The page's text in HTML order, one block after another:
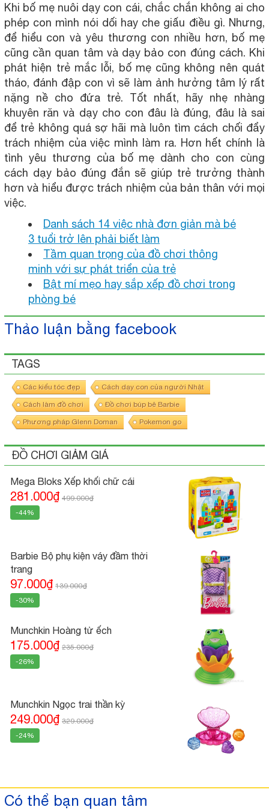
Khi bố mẹ nuôi dạy con cái, chắc chắn không ai cho
phép con mình nói dối hay che giấu điều gì. Nhưng,
để hiểu con và yêu thương con nhiều hơn, bố mẹ
cũng cần quan tâm và dạy bảo con đúng cách. Khi
phát hiện trẻ mắc lỗi, bố mẹ cũng không nên quát
tháo, đánh đập con vì sẽ làm ảnh hưởng tâm lý rất
nặng nề cho đứa trẻ. Tốt nhất, hãy nhẹ nhàng
khuyên răn và dạy cho con đâu là đúng, đâu là sai
để trẻ không quá sợ hãi mà luôn tìm cách chối đẩy
trách nhiệm của việc mình làm ra. Hơn hết chính là
tình yêu thương của bố mẹ dành cho con cùng
cách dạy bảo đúng đắn sẽ giúp trẻ trưởng thành
hơn và hiểu được trách nhiệm của bản thân với mọi
việc.
Danh sách 14 việc nhà đơn giản mà bé
3 tuổi trở lên phải biết làm
Tầm quan trọng của đồ chơi thông
minh với sự phát triển của trẻ
Bật mí mẹo hay sắp xếp đồ chơi trong
phòng bé
Thảo luận bằng facebook
TAGS
Các kiểu tóc đẹp Cách dạy con của người Nhật
Cách làm đồ chơi Đồ chơi búp bê Barbie
Phương pháp Glenn Doman Pokemon go
ĐỒ CHƠI GIẢM GIÁ
Mega Bloks Xếp khối chữ cái
281.000₫ 499.000₫
-44%
Barbie Bộ phụ kiện váy đầm thời
trang
97.000₫ 139.000₫
-30%
Munchkin Hoàng tử ếch
175.000₫ 235.000₫
-26%
Munchkin Ngọc trai thần kỳ
249.000₫ 329.000₫
-24%
Có thể bạn quan tâm